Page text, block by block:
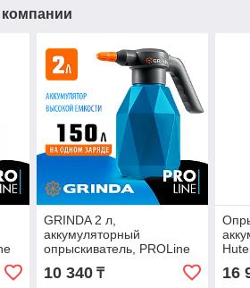
GRINDA 2 л,
аккумуляторный
опрыскиватель, PROLine
10 340₸ 16